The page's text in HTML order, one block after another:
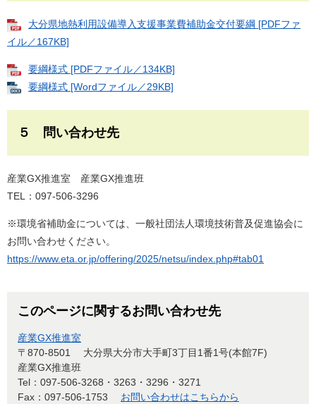
大分県地熱利用設備導入支援事業費補助金交付要綱 [PDFファ
イル／167KB]
要綱様式 [PDFファイル／134KB]
要綱様式 [Wordファイル／29KB]
５ 問い合わせ先
産業GX推進室 産業GX推進班
TEL：097-506-3296
※環境省補助金については、一般社団法人環境技術普及促進協会に
お問い合わせください。
https://www.eta.or.jp/offering/2025/netsu/index.php#tab01
このページに関するお問い合わせ先
産業GX推進室
〒870-8501
大分県大分市大手町3丁目1番1号(本館7F)
産業GX推進班
Tel：097-506-3268・3263・3296・3271
Fax：097-506-1753
お問い合わせはこちらから